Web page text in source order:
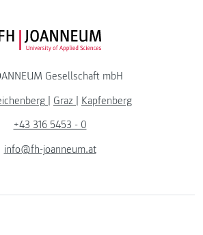
FH JOANNEUM Logo
Gesellschaft mbH
| Graz | Kapfenberg
+43 316 5453 - 0
info@fh-joanneum.at